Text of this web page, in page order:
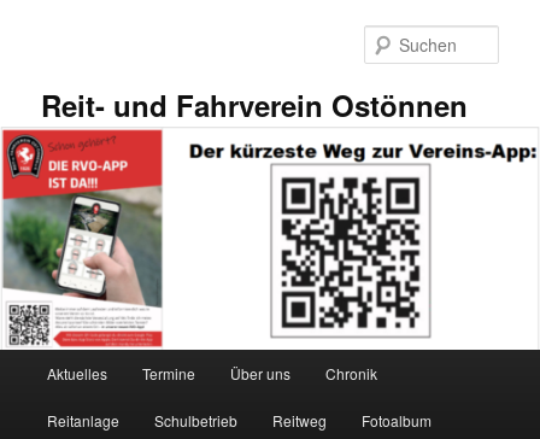
Reit- und Fahrverein Ostönnen
Aktuelles Termine Über uns Chronik
Reitanlage Schulbetrieb Reitweg Fotoalbum